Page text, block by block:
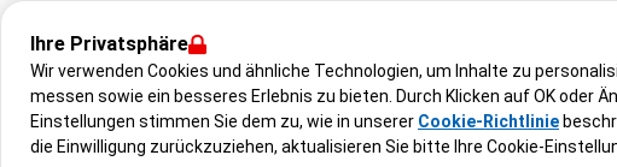
Ihre Privatsphäre
Wir verwenden Cookies und ähnliche Technologien, um Inhalte zu
messen sowie ein besseres Erlebnis zu bieten. Durch Klicken auf OK oder
Einstellungen stimmen Sie dem zu, wie in unserer Cookie-Richtlinie
die Einwilligung zurückzuziehen, aktualisieren Sie bitte Ihre Cookie-